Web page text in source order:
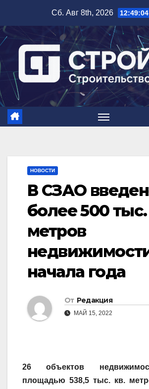
содержимому
Сб. Авг 8th, 2026
НОВОСТИ
В СЗАО
более 500 тыс.
метров
начала года
От Редакция
МАЙ 15, 2022
26 объектов
площадью 538,5 тыс. кв.